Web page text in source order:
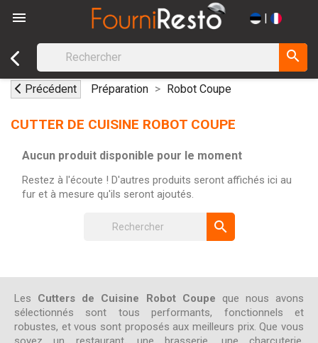
 |
search
Précédent Préparation Robot Coupe
CUTTER DE CUISINE ROBOT COUPE
Aucun produit disponible pour le moment
Restez à l'écoute ! D'autres produits seront affichés ici au
fur et à mesure qu'ils seront ajoutés.
search
Les Cutters de Cuisine Robot Coupe que nous avons
sélectionnés sont tous performants, fonctionnels et
robustes, et vous sont proposés aux meilleurs prix. Que vous